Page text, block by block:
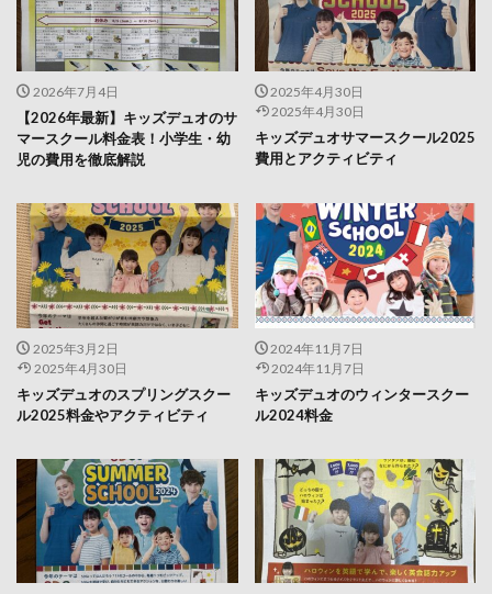
2026年7月4日
【2026年最新】キッズデュオのサ
マースクール料金表！小学生・幼
児の費用を徹底解説
2025年4月30日
2025年4月30日
キッズデュオサマースクール2025
費用とアクティビティ
2025年3月2日
2025年4月30日
キッズデュオのスプリングスクー
ル2025料金やアクティビティ
2024年11月7日
2024年11月7日
キッズデュオのウィンタースクー
ル2024料金